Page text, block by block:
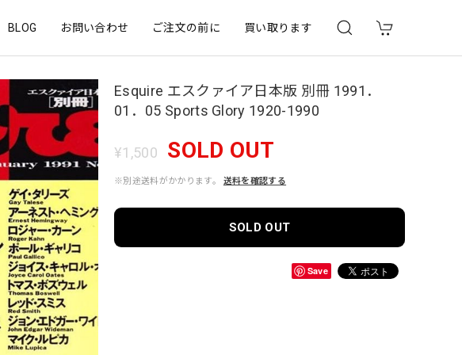
BLOG お問い合わせ ご注文の前に 買い取ります
Esquire エスクァイア日本版 別冊 1991．
01．05 Sports Glory 1920-1990
¥1,500 SOLD OUT
※別途送料がかかります。 送料を確認する
SOLD OUT
Save